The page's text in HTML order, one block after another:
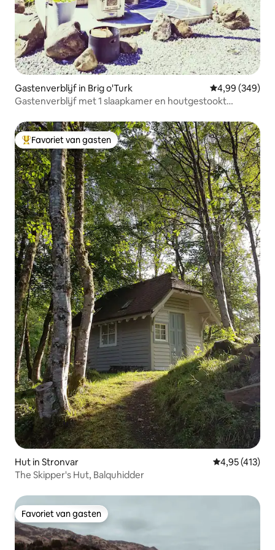
Gastenverblijf in Brig o'Turk Gemiddelde
4,99 (349)
Gastenverblijf met 1 slaapkamer en houtgestookt
Topfavoriet van gasten
Favoriet van gasten
Hut in Stronvar Gemiddelde
4,95 (413)
The Skipper's Hut, Balquhidder
Favoriet van gasten
Favoriet van gasten